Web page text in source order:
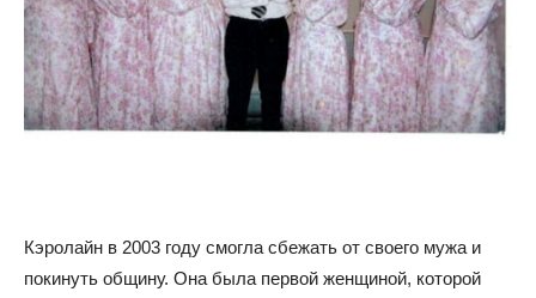
Кэролайн в 2003 году смогла сбежать от своего мужа и
покинуть общину. Она была первой женщиной, которой